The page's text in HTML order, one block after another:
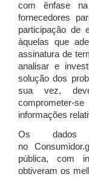
com ênfase
fornecedores
participação de
àquelas que
assinatura de
analisar e
solução dos
sua vez,
informações
Os dados
no
pública, com
obtiveram os